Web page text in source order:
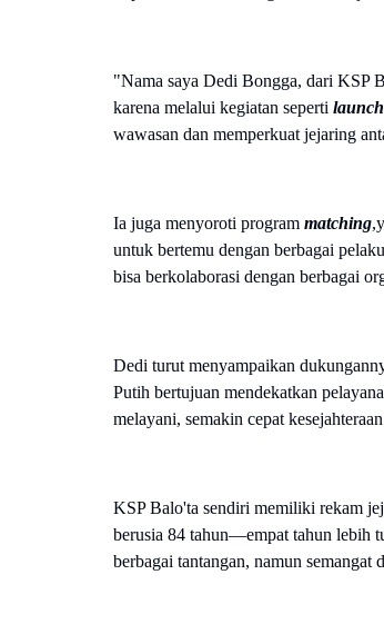
"Nama saya Dedi Bongga, dari KSP
karena melalui kegiatan seperti
wawasan dan memperkuat jejaring
Ia juga menyoroti program matching
untuk bertemu dengan berbagai
bisa berkolaborasi dengan berbagai
Dedi turut menyampaikan
Putih bertujuan mendekatkan
melayani, semakin cepat
KSP Balo'ta sendiri memiliki rekam
berusia 84 tahun—empat tahun lebih
berbagai tantangan, namun